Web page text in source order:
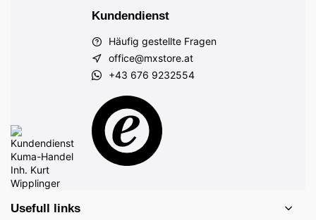
Kundendienst
Häufig gestellte Fragen
office@mxstore.at
+43 676 9232554
Usefull links